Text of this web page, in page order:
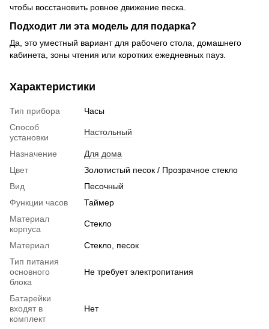
чтобы восстановить ровное движение песка.
Подходит ли эта модель для подарка?
Да, это уместный вариант для рабочего стола, домашнего
кабинета, зоны чтения или коротких ежедневных пауз.
Характеристики
Тип прибора
Часы
Способ
установки
Настольный
Назначение
Для дома
Цвет
Золотистый песок / Прозрачное стекло
Вид
Песочный
Функции часов
Таймер
Материал
корпуса
Стекло
Материал
Стекло, песок
Тип питания
основного
блока
Не требует электропитания
Батарейки
входят в
комплект
Нет